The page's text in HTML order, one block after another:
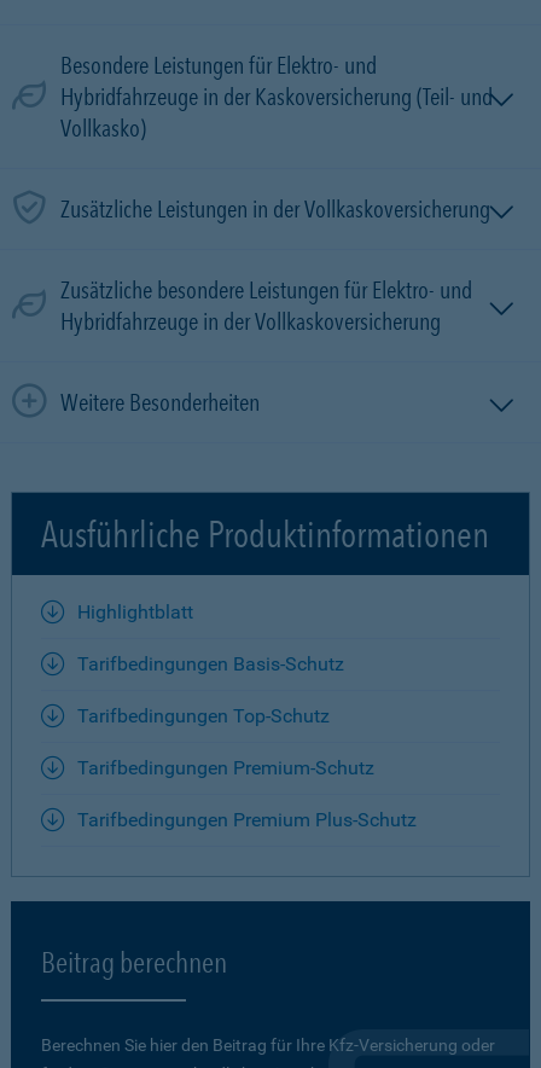
Besondere Leistungen für Elektro- und
Hybridfahrzeuge in der Kaskoversicherung (Teil- und
Vollkasko)
Zusätzliche Leistungen in der Vollkaskoversicherung
Zusätzliche besondere Leistungen für Elektro- und
Hybridfahrzeuge in der Vollkaskoversicherung
Weitere Besonderheiten
Ausführliche Produktinformationen
Highlightblatt
Tarifbedingungen Basis-Schutz
Tarifbedingungen Top-Schutz
Tarifbedingungen Premium-Schutz
Tarifbedingungen Premium Plus-Schutz
Beitrag berechnen
Berechnen Sie hier den Beitrag für Ihre Kfz-Versicherung oder